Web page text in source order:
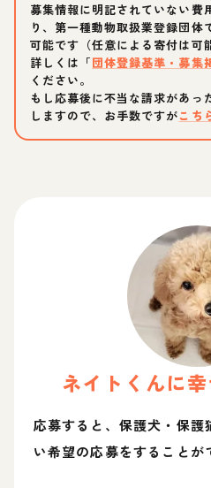
募集情報に明記されていない費
り、第一種動物取扱業登録団体
可能です（任意による寄付は可
詳しくは「団体登録基準・募集
ください。
もし応募後に不当な請求があっ
しますので、お手数ですがこち
ネイト くんに
応募すると、保護犬・保
い希望の応募をすることが